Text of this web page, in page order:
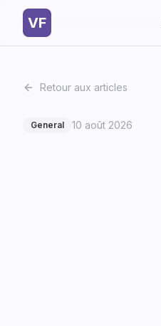
VF
Retour aux articles
General 10 août 2026